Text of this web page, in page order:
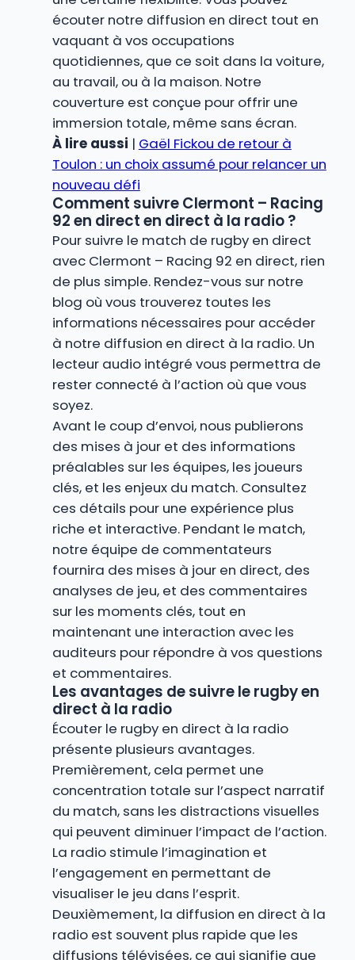
écouter notre diffusion en direct tout en
vaquant à vos occupations
quotidiennes, que ce soit dans la voiture,
au travail, ou à la maison. Notre
couverture est conçue pour offrir une
immersion totale, même sans écran.
À lire aussi | Gaël Fickou de retour à
Toulon : un choix assumé pour relancer un
nouveau défi
Comment suivre Clermont – Racing
92 en direct en direct à la radio ?
Pour suivre le match de rugby en direct
avec Clermont – Racing 92 en direct, rien
de plus simple. Rendez-vous sur notre
blog où vous trouverez toutes les
informations nécessaires pour accéder
à notre diffusion en direct à la radio. Un
lecteur audio intégré vous permettra de
rester connecté à l’action où que vous
soyez.
Avant le coup d’envoi, nous publierons
des mises à jour et des informations
préalables sur les équipes, les joueurs
clés, et les enjeux du match. Consultez
ces détails pour une expérience plus
riche et interactive. Pendant le match,
notre équipe de commentateurs
fournira des mises à jour en direct, des
analyses de jeu, et des commentaires
sur les moments clés, tout en
maintenant une interaction avec les
auditeurs pour répondre à vos questions
et commentaires.
Les avantages de suivre le rugby en
direct à la radio
Écouter le rugby en direct à la radio
présente plusieurs avantages.
Premièrement, cela permet une
concentration totale sur l’aspect narratif
du match, sans les distractions visuelles
qui peuvent diminuer l’impact de l’action.
La radio stimule l’imagination et
l’engagement en permettant de
visualiser le jeu dans l’esprit.
Deuxièmement, la diffusion en direct à la
radio est souvent plus rapide que les
diffusions télévisées, ce qui signifie que